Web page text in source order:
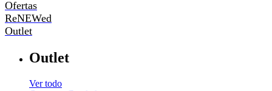
Ofertas
ReNEWed
Outlet
Outlet
Ver todo